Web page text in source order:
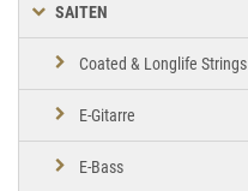
SAITEN
Coated & Longlife Strings
E-Gitarre
E-Bass